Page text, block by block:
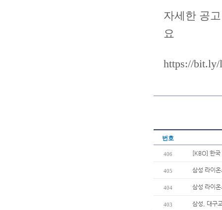
자세한 공
요
https://bit.ly/
번호
406 [KBO] 한국
405 삼성 라이
404 삼성 라이
403 삼성, 대구